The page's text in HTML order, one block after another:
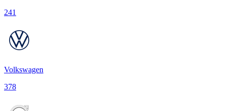
241
Volkswagen
378